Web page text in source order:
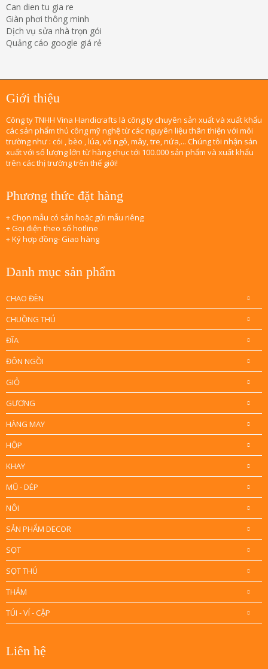
Can dien tu gia re
Giàn phơi thông minh
Dịch vụ sửa nhà trọn gói
Quảng cáo google giá rẻ
Giới thiệu
Công ty TNHH Vina Handicrafts là công ty chuyên sản xuất và xuất khẩu
các sản phẩm thủ công mỹ nghệ từ các nguyên liệu thân thiện với môi
trường như : cói , bèo , lúa, vỏ ngô, mây, tre, nứa,... Chúng tôi nhận sản
xuất với số lượng lớn từ hàng chục tới 100.000 sản phẩm và xuất khẩu
trên các thị trường trên thế giới!
Phương thức đặt hàng
+ Chọn mẫu có sẵn hoặc gửi mẫu riêng
+ Gọi điện theo số hotline
+ Ký hợp đồng- Giao hàng
Danh mục sản phẩm
CHAO ĐÈN
CHUỒNG THÚ
ĐĨA
ĐÔN NGỒI
GIỎ
GƯƠNG
HÀNG MAY
HỘP
KHAY
MŨ - DÉP
NÔI
SẢN PHẨM DECOR
SỌT
SỌT THÚ
THẢM
TÚI - VÍ - CẶP
Liên hệ